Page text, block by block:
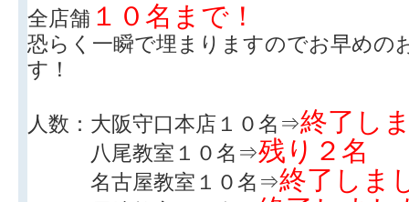
全店舗 １０名まで！
恐らく一瞬で埋まりますのでお早めの
す！
人数：大阪守口本店１０名⇒終了し
八尾教室１０名⇒残り２名
名古屋教室１０名⇒終了しま